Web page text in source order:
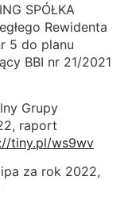
SPÓŁKA
Rewidenta
5 do planu
BBI nr 21/2021
Grupy
raport
tiny.pl/ws9wv
za rok 2022,